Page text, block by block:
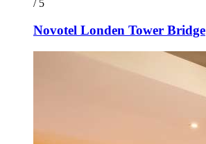
/ 5
Novotel Londen Tower Bridge